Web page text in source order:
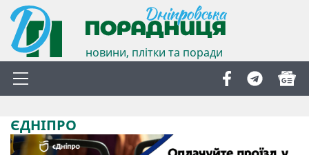
новини, плітки та поради
ЄДНІПРО